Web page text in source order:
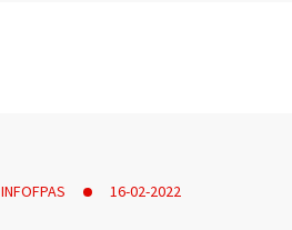
INFOFPAS 16-02-2022